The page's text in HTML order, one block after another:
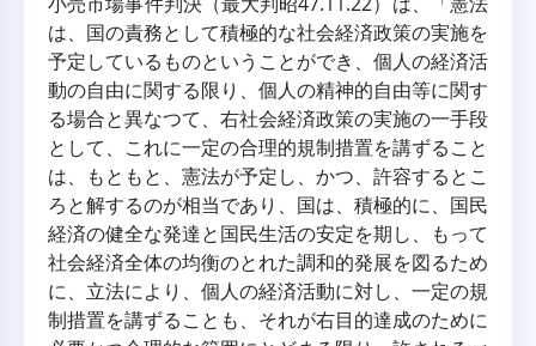
は、国の責務として積極的な社会経済政策の実施を
予定しているものということができ、個人の経済活
動の自由に関する限り、個人の精神的自由等に関す
る場合と異なつて、右社会経済政策の実施の一手段
として、これに一定の合理的規制措置を講ずること
は、もともと、憲法が予定し、かつ、許容するとこ
ろと解するのが相当であり、国は、積極的に、国民
経済の健全な発達と国民生活の安定を期し、もって
社会経済全体の均衡のとれた調和的発展を図るため
に、立法により、個人の経済活動に対し、一定の規
制措置を講ずることも、それが右目的達成のために